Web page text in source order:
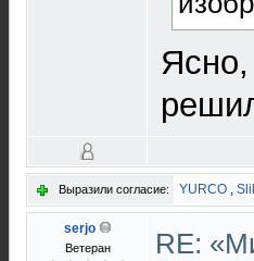
Выразили согласие: YURCO ,
serjo
Ветеран
RE: